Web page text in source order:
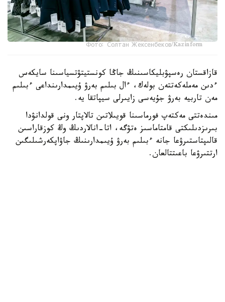
Фото: Солтан Жексенбеков/Kazinform
قازاقستان رەسپۋبليكاسىنىڭ جاڭا كونستيتۋتسياسىنا سايكەس
ءدىن مەملەكەتتەن بولەك، ءال بىلىم بەرۋ ۇيىمدارىنداعى ءبىلىم
مەن تاربيە بەرۋ جۇيەسى زايىرلى سيپاتقا يە.
مىندەتتى مەكتەپ فورماسىنا قويىلاتىن تالاپتار ونى قولدانۋدا
بىرىزدىلىكتى قامتاماسىز ەتۋگە، اتا-انالاردىڭ وڭ كوزقاراسىن
قالىپتاستىرۋعا جانە ءبىلىم بەرۋ ۇيىمدارىنىڭ جاۋاپكەرشىلىگىن
ارتتىرۋعا باعىتتالعان.